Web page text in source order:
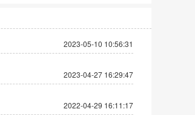
2023-05-10 10:56:31
2023-04-27 16:29:47
2022-04-29 16:11:17